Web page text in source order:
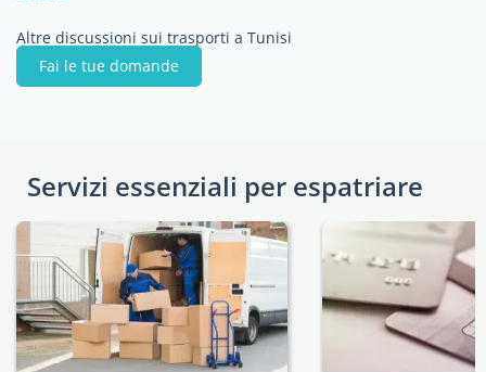
Altre discussioni sui trasporti a Tunisi
Fai le tue domande
Servizi essenziali per espatriare